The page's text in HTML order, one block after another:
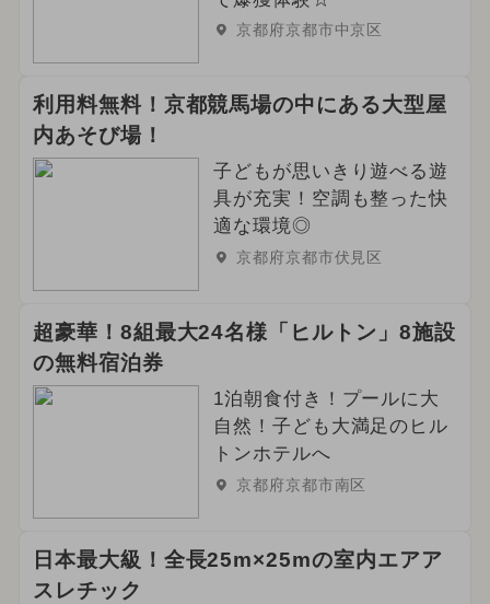
京都府京都市中京区
利用料無料！京都競馬場の中にある大型屋
内あそび場！
子どもが思いきり遊べる遊
具が充実！空調も整った快
適な環境◎
京都府京都市伏見区
超豪華！8組最大24名様「ヒルトン」8施設
の無料宿泊券
1泊朝食付き！プールに大
自然！子ども大満足のヒル
トンホテルへ
京都府京都市南区
日本最大級！全長25m×25mの室内エアア
スレチック